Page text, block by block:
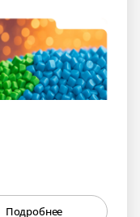
Подробнее